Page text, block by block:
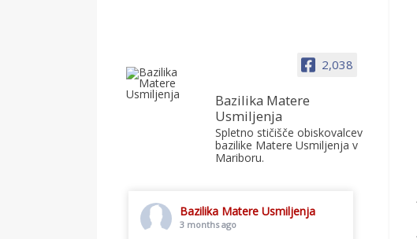
2,038
Bazilika Matere
Usmiljenja
Spletno stičišče obiskovalcev
bazilike Matere Usmiljenja v
Mariboru.
Bazilika Matere Usmiljenja
3 months ago